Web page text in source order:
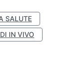
SALUTE
IN VIVO